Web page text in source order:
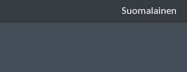
Suomalainen